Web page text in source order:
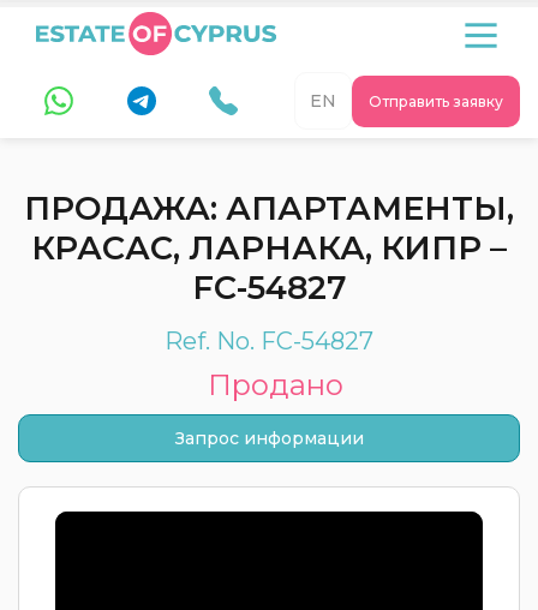
Отправить заявку
EN
ПРОДАЖА: АПАРТАМЕНТЫ,
КРАСАС, ЛАРНАКА, КИПР –
FC-54827
Ref. No. FC-54827
Продано
Запрос информации